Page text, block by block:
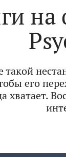
на
его
хватает.